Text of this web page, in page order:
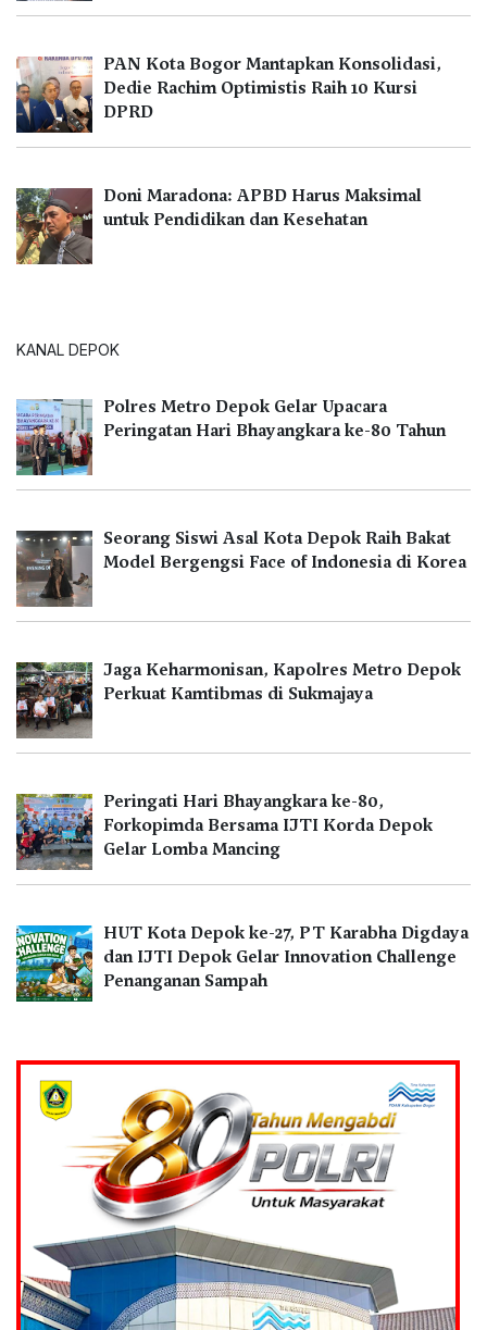
PAN Kota Bogor Mantapkan Konsolidasi,
Dedie Rachim Optimistis Raih 10 Kursi
DPRD
Doni Maradona: APBD Harus Maksimal
untuk Pendidikan dan Kesehatan
KANAL DEPOK
Polres Metro Depok Gelar Upacara
Peringatan Hari Bhayangkara ke-80 Tahun
Seorang Siswi Asal Kota Depok Raih Bakat
Model Bergengsi Face of Indonesia di Korea
Jaga Keharmonisan, Kapolres Metro Depok
Perkuat Kamtibmas di Sukmajaya
Peringati Hari Bhayangkara ke-80,
Forkopimda Bersama IJTI Korda Depok
Gelar Lomba Mancing
HUT Kota Depok ke-27, PT Karabha Digdaya
dan IJTI Depok Gelar Innovation Challenge
Penanganan Sampah